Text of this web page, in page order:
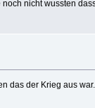
nicht wussten
das der Krieg aus